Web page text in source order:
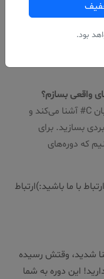
خود را مطرح
واقعی بسازم؟
این دوره شما را با مفاهیم پایه‌ای زبان C# آشنا می‌کند و
بسازید. برای
که دوره‌های
با ما باشید:)ارتباط
شدید، وقتش رسیده
این دوره به شما
بود.